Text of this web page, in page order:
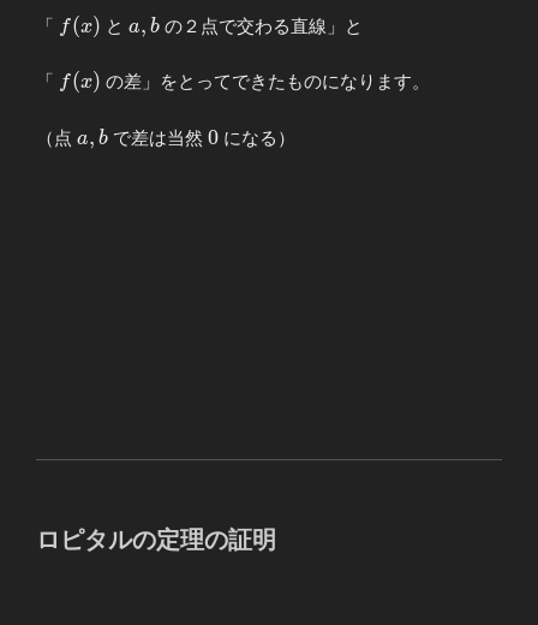
m(x-b)
\end{array}
「 f(x)
f(x) と a,b
a, bの２点で交わる直線」と
「 f(x)
f(x) の差」をとってできたものになります。
（点 a,b
a, b で差は当然0
0 になる）
ロピタルの定理の証明